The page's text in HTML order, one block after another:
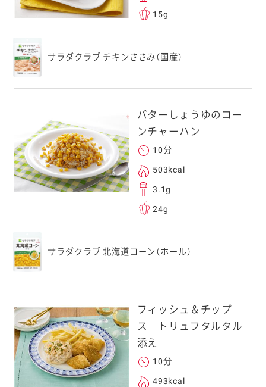
ォンのカメラ
。
スマートフォン
」を受信を許可
ご利用ください。
ドメイン指定受信
します。
レスは、本サービ
15g
サラダクラブ チキンささみ（国産）
バターしょうゆのコー
ンチャーハン
10分
503kcal
3.1g
24g
サラダクラブ 北海道コーン（ホール）
フィッシュ＆チップ
ス トリュフタルタル
添え
10分
493kcal